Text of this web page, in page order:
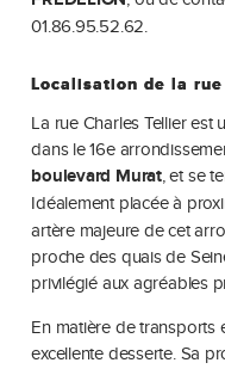
01.86.95.52.62.
Localisation de la
La rue Charles Tellier est
dans le 16e
boulevard Murat, et se
Idéalement placée à
artère majeure de cet
proche des quais de
privilégié aux agréables
En matière de transports
excellente desserte. Sa